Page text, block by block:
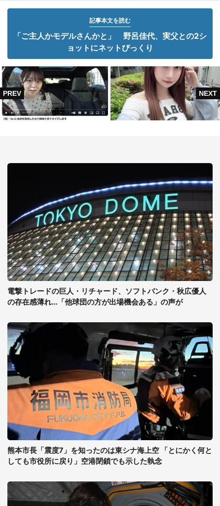
記事本文を読む
「ご主人かモデルさんかと」 野呂佳代、実父との2シ
ョットにネットびっくり
電撃トレードの巨人・リチャード、ソフトバンク・秋広優人
の存在感薄れ...「他球団の方が出場機会ある」の声が
熊本市長「震度7」を知ったのは東シナ海上空 「とにかく何と
しても市役所に戻り」空港閉鎖でも示した執念